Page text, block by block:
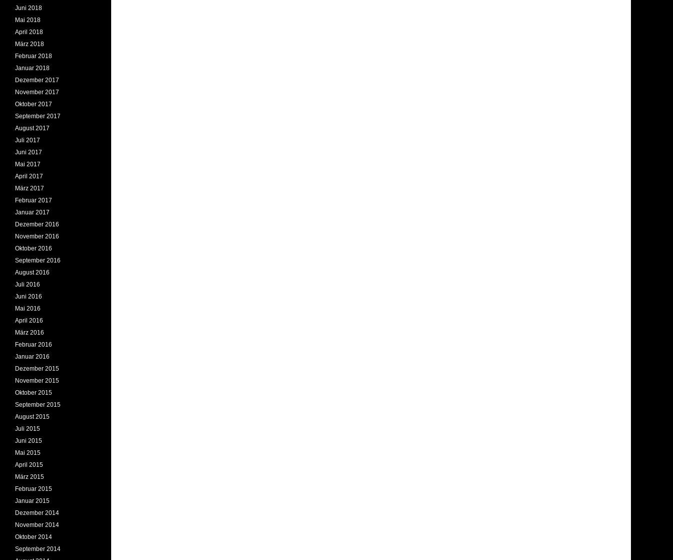
Juni 2018
Mai 2018
April 2018
März 2018
Februar 2018
Januar 2018
Dezember 2017
November 2017
Oktober 2017
September 2017
August 2017
Juli 2017
Juni 2017
Mai 2017
April 2017
März 2017
Februar 2017
Januar 2017
Dezember 2016
November 2016
Oktober 2016
September 2016
August 2016
Juli 2016
Juni 2016
Mai 2016
April 2016
März 2016
Februar 2016
Januar 2016
Dezember 2015
November 2015
Oktober 2015
September 2015
August 2015
Juli 2015
Juni 2015
Mai 2015
April 2015
März 2015
Februar 2015
Januar 2015
Dezember 2014
November 2014
Oktober 2014
September 2014